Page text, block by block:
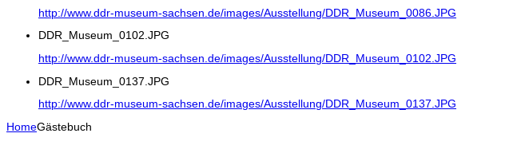
http://www.ddr-museum-sachsen.de/images/Ausstellung/DDR_Museum_0086.JPG
DDR_Museum_0102.JPG
http://www.ddr-museum-sachsen.de/images/Ausstellung/DDR_Museum_0102.JPG
DDR_Museum_0137.JPG
http://www.ddr-museum-sachsen.de/images/Ausstellung/DDR_Museum_0137.JPG
HomeGästebuch